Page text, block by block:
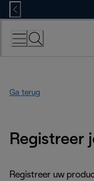
Skip
to
Content
Ga terug
Registreer
Registreer uw